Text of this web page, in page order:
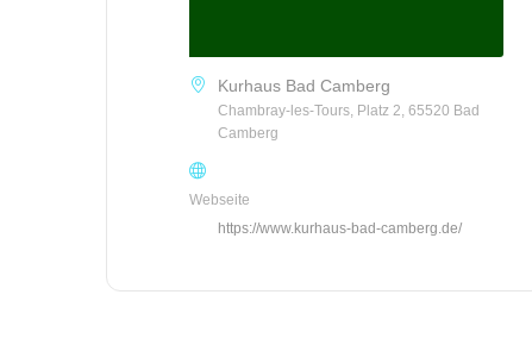
Kurhaus Bad Camberg
Chambray-les-Tours, Platz 2, 65520 Bad
Camberg
Webseite
https://www.kurhaus-bad-camberg.de/